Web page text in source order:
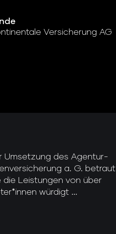
Versicherung AG
Umsetzung des Agentur-
a. G. betraut
die Leistungen von über
würdigt ...